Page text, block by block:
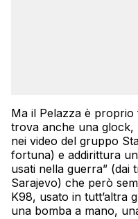
Ma il Pelazza è
trova anche una glock,
nei video del gruppo
fortuna) e addirittura
usati nella guerra” (dai
Sarajevo) che però
K98, usato in tutt’altra
una bomba a mano,